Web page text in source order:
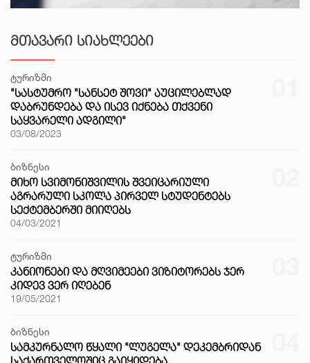
ᲛᲗᲐᲕᲐᲠᲘ ᲡᲘᲐᲮᲚᲔᲔᲑᲘ
ტურიზმი
"ᲡᲐᲡᲢᲣᲛᲠᲝ "ᲡᲐᲜᲡᲔᲢ ᲨᲝᲕᲘ" ᲐᲣᲪᲘᲚᲔᲑᲚᲐᲓ
ᲓᲐᲑᲠᲣᲜᲓᲔᲑᲐ ᲓᲐ ᲘᲡᲔᲕ ᲘᲥᲜᲔᲑᲐ ᲗᲥᲕᲔᲜᲘ
ᲡᲐᲧᲕᲐᲠᲔᲚᲘ ᲐᲓᲒᲘᲚᲘ"
03/08/2023
ბიზნესი
ᲛᲘᲮᲝ ᲡᲕᲘᲛᲝᲜᲘᲨᲕᲘᲚᲘᲡ ᲨᲕᲔᲘᲪᲐᲠᲘᲣᲚᲘ
ᲐᲒᲠᲐᲠᲣᲚᲘ ᲡᲙᲝᲚᲐ ᲞᲘᲠᲕᲔᲚ ᲡᲢᲣᲓᲔᲜᲢᲔᲑᲡ
ᲡᲔᲥᲢᲔᲛᲑᲔᲠᲨᲘ ᲛᲘᲘᲦᲔᲑᲡ
04/03/2021
ტურიზმი
ᲙᲐᲜᲘᲝᲜᲔᲑᲘ ᲓᲐ ᲛᲦᲕᲘᲛᲔᲔᲑᲘ ᲕᲘᲖᲘᲢᲝᲠᲔᲑᲡ ᲯᲔᲠ
ᲙᲘᲓᲔᲕ ᲕᲔᲠ ᲘᲦᲔᲑᲔᲜ
19/05/2021
ბიზნესი
ᲡᲐᲛᲙᲣᲠᲜᲐᲚᲝ ᲬᲧᲐᲚᲘ "ᲚᲣᲒᲔᲚᲐ" ᲓᲔᲙᲔᲛᲑᲠᲘᲓᲐᲜ